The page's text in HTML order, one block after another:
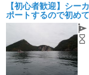
専用駐車場あり（無
【初心者歓迎】シー
ポートするので初め